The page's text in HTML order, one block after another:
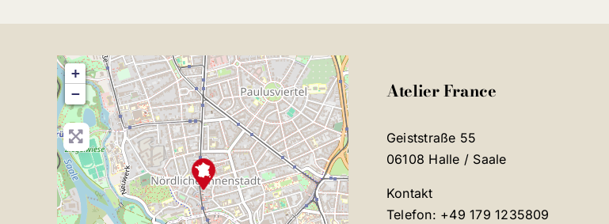
+
−
Atelier France
Geiststraße 55
06108 Halle / Saale
Kontakt
Telefon: +49 179 1235809